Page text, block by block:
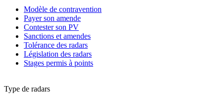
Modèle de contravention
Payer son amende
Contester son PV
Sanctions et amendes
Tolérance des radars
Législation des radars
Stages permis à points
Type de radars